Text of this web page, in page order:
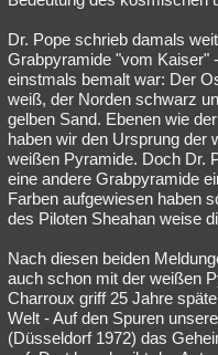
Dr. Pope schrieb damals
Grabpyramide "vom Kaiser"
einstmals bemalt war: Der
weiß, der Norden schwarz
gelben Sand. Ebenen wie
haben wir den Ursprung der
weißen Pyramide. Doch Dr.
eine andere Grabpyramide
Farben aufgewiesen haben
des Piloten Sheahan weise
Nach diesen beiden
auch schon mit der weißen
Charroux griff 25 Jahre
Welt - Auf den Spuren
(Düsseldorf 1972) das